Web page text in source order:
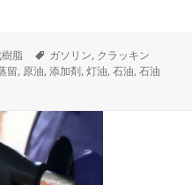
脂
タ
グ
ガソリン, クラッキン
留, 原油,添加剤,灯油,石油,石油